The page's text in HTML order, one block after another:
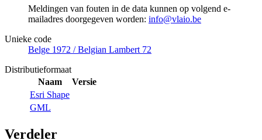
Meldingen van fouten in de data kunnen op volgend e-
mailadres doorgegeven worden: info@vlaio.be
Unieke code
Belge 1972 / Belgian Lambert 72
Distributieformaat
Naam
Versie
Esri Shape
GML
Verdeler